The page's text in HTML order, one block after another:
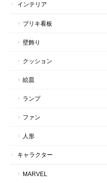
インテリア
ブリキ看板
壁飾り
クッション
絵皿
ランプ
ファン
人形
キャラクター
MARVEL